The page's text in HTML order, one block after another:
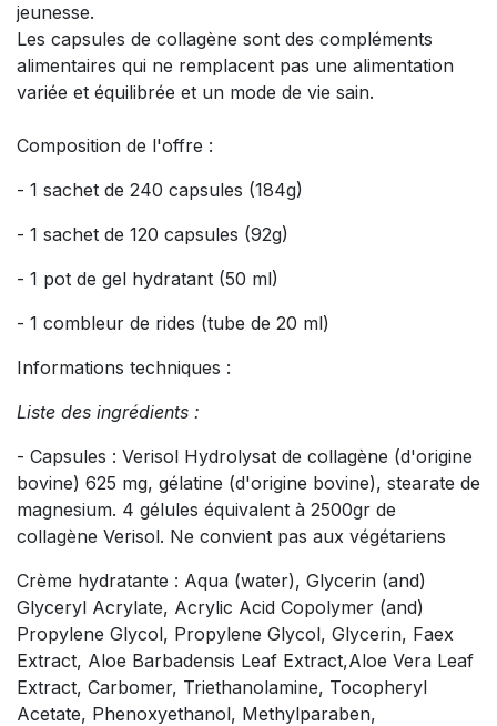
jeunesse.
Les capsules de collagène sont des compléments
alimentaires qui ne remplacent pas une alimentation
variée et équilibrée et un mode de vie sain.
Composition de l'offre :
- 1 sachet de 240 capsules (184g)
- 1 sachet de 120 capsules (92g)
- 1 pot de gel hydratant (50 ml)
- 1 combleur de rides (tube de 20 ml)
Informations techniques :
Liste des ingrédients :
- Capsules : Verisol Hydrolysat de collagène (d'origine
bovine) 625 mg, gélatine (d'origine bovine), stearate de
magnesium. 4 gélules équivalent à 2500gr de
collagène Verisol. Ne convient pas aux végétariens
Crème hydratante : Aqua (water), Glycerin (and)
Glyceryl Acrylate, Acrylic Acid Copolymer (and)
Propylene Glycol, Propylene Glycol, Glycerin, Faex
Extract, Aloe Barbadensis Leaf Extract,Aloe Vera Leaf
Extract, Carbomer, Triethanolamine, Tocopheryl
Acetate, Phenoxyethanol, Methylparaben,